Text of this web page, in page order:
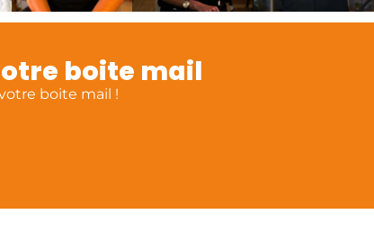
boite mail
boite mail !